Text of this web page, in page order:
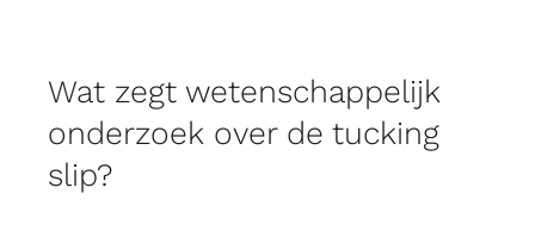
Wat zegt wetenschappelijk
onderzoek over de tucking
slip?